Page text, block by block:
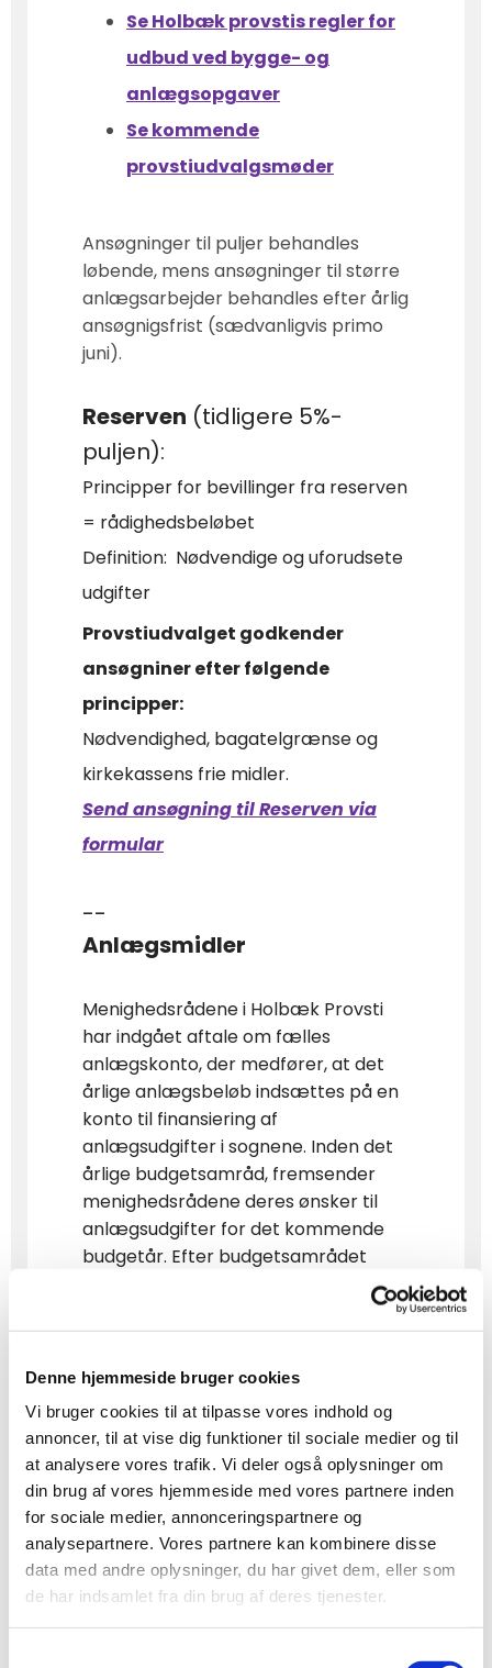
Denne hjemmeside bruger cookies
Vi bruger cookies til at tilpasse vores indhold og
annoncer, til at vise dig funktioner til sociale medier og til
at analysere vores trafik. Vi deler også oplysninger om
din brug af vores hjemmeside med vores partnere inden
for sociale medier, annonceringspartnere og
analysepartnere. Vores partnere kan kombinere disse
data med andre oplysninger, du har givet dem, eller som
de har indsamlet fra din brug af deres tjenester.
Se Holbæk provstis regler for
udbud ved bygge- og
anlægsopgaver
Se kommende
provstiudvalgsmøder
Ansøgninger til puljer behandles
løbende, mens ansøgninger til større
anlægsarbejder behandles efter årlig
ansøgnigsfrist (sædvanligvis primo
juni).
Reserven (tidligere 5%-
puljen):
Principper for bevillinger fra reserven
= rådighedsbeløbet
Definition: Nødvendige og uforudsete
udgifter
Provstiudvalget godkender
ansøgniner efter følgende
principper:
Nødvendighed, bagatelgrænse og
kirkekassens frie midler.
Send ansøgning til Reserven via
formular
--
Anlægsmidler
Menighedsrådene i Holbæk Provsti
har indgået aftale om fælles
anlægskonto, der medfører, at det
årlige anlægsbeløb indsættes på en
konto til finansiering af
anlægsudgifter i sognene. Inden det
årlige budgetsamråd, fremsender
menighedsrådene deres ønsker til
anlægsudgifter for det kommende
budgetår. Efter budgetsamrådet
menighedsrådene udgiften og
fremsender attesterede kopier af
fakturaer som provstiet refunderer
fra den fælles anlægskonto.
Anlægsønsker til 2027 fremsendes
inden 4. august 2026viaformular på
dette link
--